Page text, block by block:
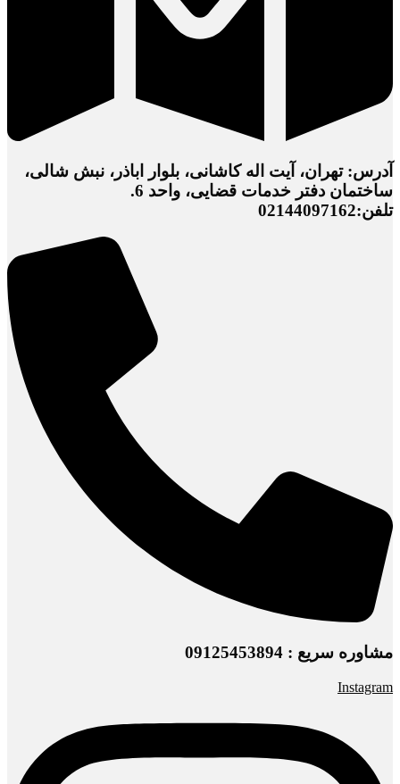
آدرس: تهران، آیت اله کاشانی، بلوار اباذر، نبش شالی،
ساختمان دفتر خدمات قضایی، واحد 6.
تلفن:02144097162
مشاوره سریع : 09125453894
Instagram